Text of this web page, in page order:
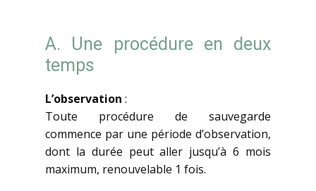
A. Une procédure en deux
temps
L’observation :
Toute procédure de sauvegarde
commence par une période d’observation,
dont la durée peut aller jusqu’à 6 mois
maximum, renouvelable 1 fois.